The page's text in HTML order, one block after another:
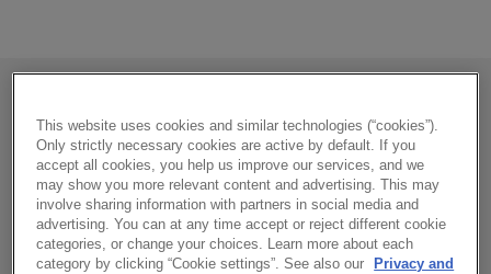
This website uses cookies and similar technologies (“cookies”).
Only strictly necessary cookies are active by default. If you
accept all cookies, you help us improve our services, and we
may show you more relevant content and advertising. This may
involve sharing information with partners in social media and
advertising. You can at any time accept or reject different cookie
categories, or change your choices. Learn more about each
category by clicking “Cookie settings”. See also our
Privacy and